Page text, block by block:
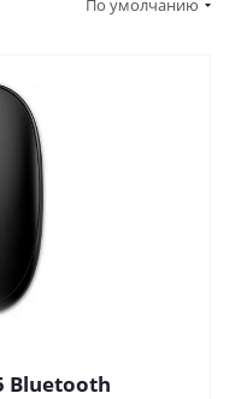
По умолчанию
Bluetooth